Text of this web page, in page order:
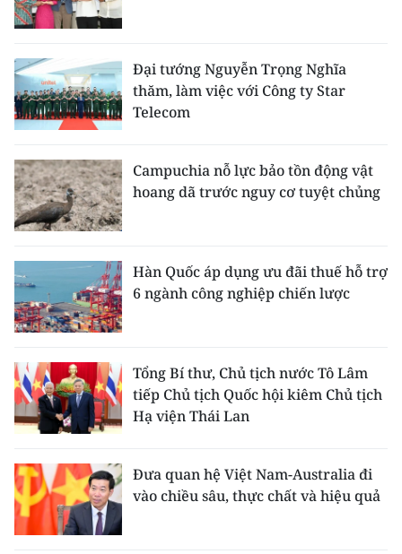
Đại tướng Nguyễn Trọng Nghĩa
thăm, làm việc với Công ty Star
Telecom
Campuchia nỗ lực bảo tồn động vật
hoang dã trước nguy cơ tuyệt chủng
Hàn Quốc áp dụng ưu đãi thuế hỗ trợ
6 ngành công nghiệp chiến lược
Tổng Bí thư, Chủ tịch nước Tô Lâm
tiếp Chủ tịch Quốc hội kiêm Chủ tịch
Hạ viện Thái Lan
Đưa quan hệ Việt Nam-Australia đi
vào chiều sâu, thực chất và hiệu quả